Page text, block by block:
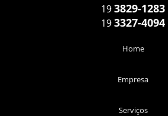
193829-1283
193327-4094
Home
Empresa
Serviços